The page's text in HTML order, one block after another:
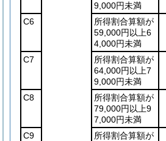
9,000円未満
C6
所得割合算額が
59,000円以上6
4,000円未満
C7
所得割合算額が
64,000円以上7
9,000円未満
C8
所得割合算額が
79,000円以上9
7,000円未満
C9
所得割合算額が